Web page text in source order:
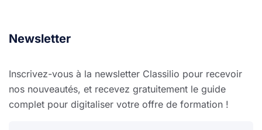
Newsletter
Inscrivez-vous à la newsletter Classilio pour recevoir
nos nouveautés, et recevez gratuitement le guide
complet pour digitaliser votre offre de formation !